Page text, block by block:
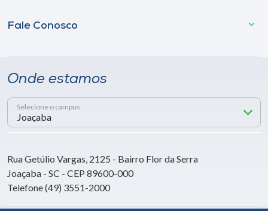
Fale Conosco
Onde estamos
Selecione o campus
Rua Getúlio Vargas, 2125 - Bairro Flor da Serra
Joaçaba - SC - CEP 89600-000
Telefone (49) 3551-2000